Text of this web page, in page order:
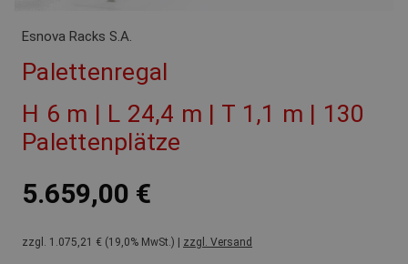
Esnova Racks S.A.
Palettenregal
H 6 m | L 24,4 m | T 1,1 m | 130
Palettenplätze
5.659,00 €
zzgl. 1.075,21 € (19,0% MwSt.) | zzgl. Versand